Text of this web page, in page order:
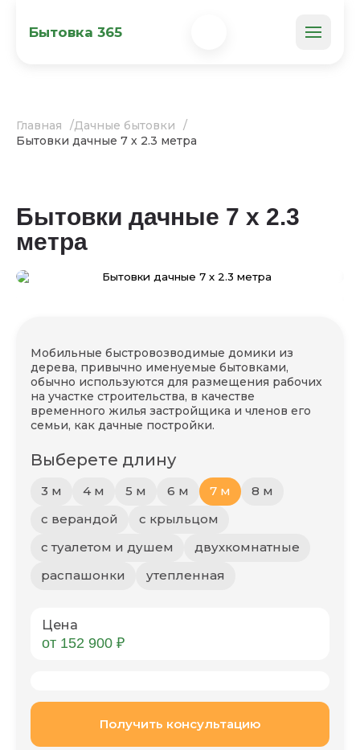
Бытовка 365
Главная
Дачные бытовки
Бытовки дачные 7 х 2.3 метра
Бытовки дачные 7 х 2.3
метра
Мобильные быстровозводимые домики из
дерева, привычно именуемые бытовками,
обычно используются для размещения рабочих
на участке строительства, в качестве
временного жилья застройщика и членов его
семьи, как дачные постройки.
Выберете длину
3 м 4 м 5 м 6 м 7 м
8 м
с верандой
с крыльцом
с туалетом и душем
двухкомнатные
распашонки
утепленная
Цена
от 152 900 ₽
Получить консультацию